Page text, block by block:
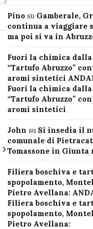
Pinosu Gamberale,
continua a viaggiare
ma poi si va in
Fuori la chimica dalla
“Tartufo Abruzzo”
aromi sintetici
Fuori la chimica dalla
“Tartufo Abruzzo”
aromi sintetici
John su Si insedia il
comunale di
Tomassone in
Filiera boschiva e
spopolamento,
Pietro Avellana:
Filiera boschiva e
spopolamento,
Pietro Avellana: